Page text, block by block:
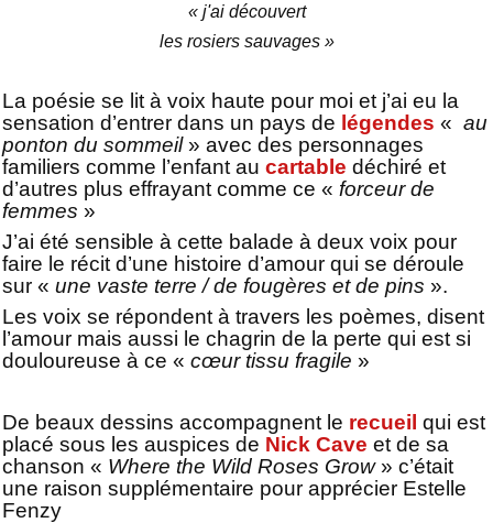
« j'ai découvert
les rosiers sauvages »
La poésie se lit à voix haute pour moi et j’ai eu la
sensation d’entrer dans un pays de légendes « au
ponton du sommeil» avec des personnages
familiers comme l’enfant au cartable déchiré et
d’autres plus effrayant comme ce « forceur de
femmes »
J’ai été sensible à cette balade à deux voix pour
faire le récit d’une histoire d’amour qui se déroule
sur « une vaste terre / de fougères et de pins ».
Les voix se répondent à travers les poèmes, disent
l’amour mais aussi le chagrin de la perte qui est si
douloureuse à ce « cœur tissu fragile »
De beaux dessins accompagnent le recueil qui est
placé sous les auspices de Nick Cave et de sa
chanson « Where the Wild Roses Grow» c’était
une raison supplémentaire pour apprécier Estelle
Fenzy